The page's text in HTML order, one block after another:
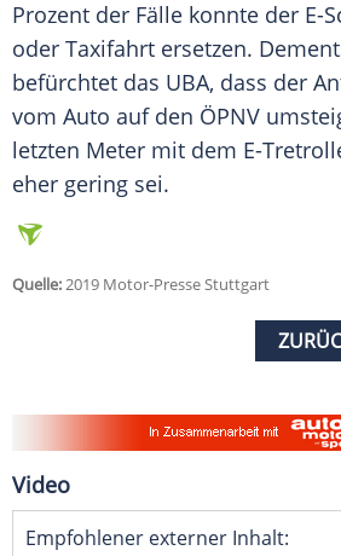
Prozent der Fälle konnte der E-
oder Taxifahrt ersetzen.
befürchtet das UBA, dass der
vom Auto auf den ÖPNV
letzten Meter mit dem E-
eher gering sei.
Quelle:2019 Motor-Presse Stuttgart
Video
Empfohlener externer Inhalt: